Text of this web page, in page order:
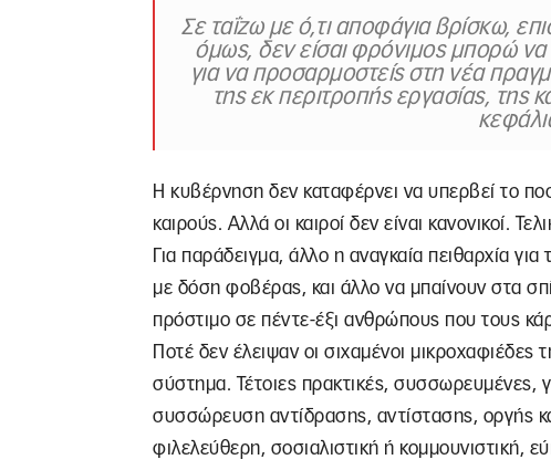
Σε ταΐζω με ό,τι αποφάγια βρίσκω,
όμως, δεν είσαι φρόνιμος μπορώ
για να προσαρμοστείς στη νέα
της εκ περιτροπής εργασίας, της
Η κυβέρνηση δεν καταφέρνει να υπερβεί το
καιρούς. Αλλά οι καιροί δεν είναι κανονικοί.
Για παράδειγμα, άλλο η αναγκαία πειθαρχία
με δόση φοβέρας, και άλλο να μπαίνουν στα
πρόστιμο σε πέντε-έξι ανθρώπους που τους
Ποτέ δεν έλειψαν οι σιχαμένοι μικροχαφιέδες
σύστημα. Τέτοιες πρακτικές, συσσωρευμένες,
συσσώρευση αντίδρασης, αντίστασης, οργής
φιλελεύθερη, σοσιαλιστική ή κομμουνιστική,